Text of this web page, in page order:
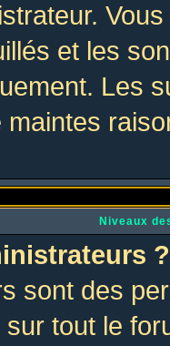
et les
Les
Niveaux
?
sont des
tout le